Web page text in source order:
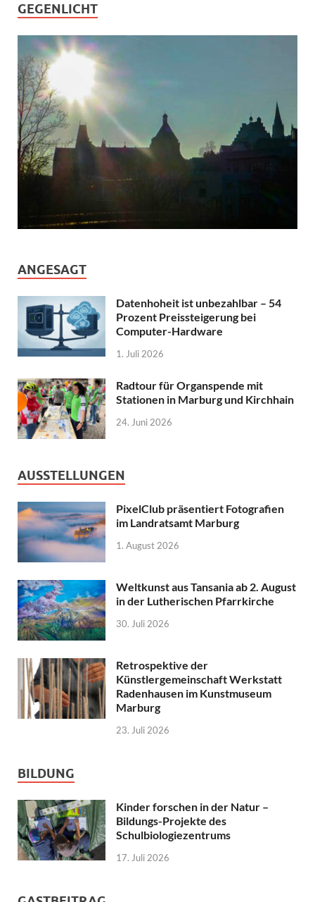
GEGENLICHT
ANGESAGT
Datenhoheit ist unbezahlbar – 54
Prozent Preissteigerung bei
Computer-Hardware
1. Juli 2026
Radtour für Organspende mit
Stationen in Marburg und Kirchhain
24. Juni 2026
AUSSTELLUNGEN
PixelClub präsentiert Fotografien
im Landratsamt Marburg
1. August 2026
Weltkunst aus Tansania ab 2. August
in der Lutherischen Pfarrkirche
30. Juli 2026
Retrospektive der
Künstlergemeinschaft Werkstatt
Radenhausen im Kunstmuseum
Marburg
23. Juli 2026
BILDUNG
Kinder forschen in der Natur –
Bildungs-Projekte des
Schulbiologiezentrums
17. Juli 2026